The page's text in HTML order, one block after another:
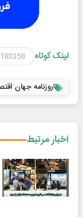
لینک کوتاه
روزنامه جهان
اخبار مرتبط